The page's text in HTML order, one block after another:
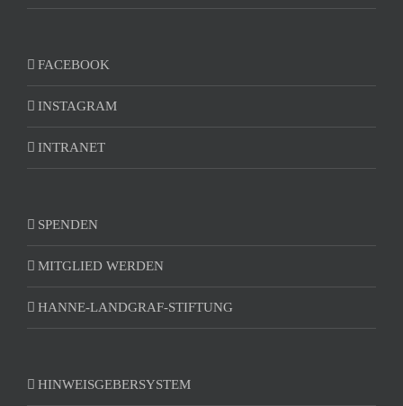
FACEBOOK
INSTAGRAM
INTRANET
SPENDEN
MITGLIED WERDEN
HANNE-LANDGRAF-STIFTUNG
HINWEISGEBERSYSTEM